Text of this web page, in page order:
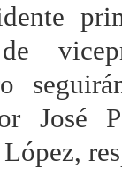
José